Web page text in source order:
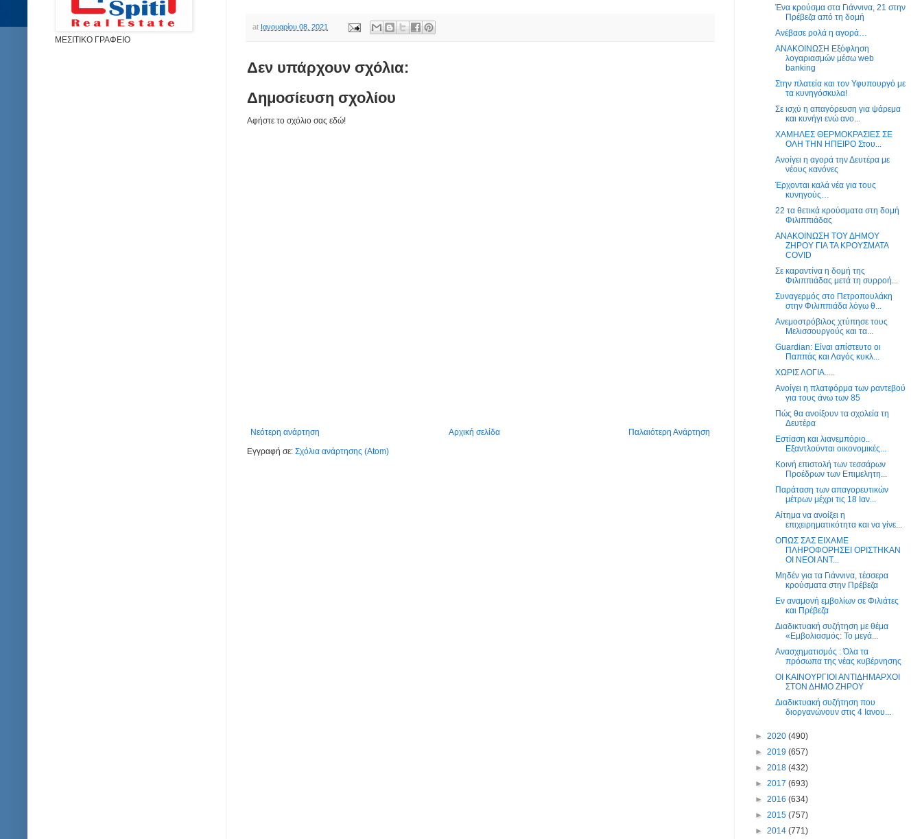
at Ιανουαρίου 08, 2021
Δεν υπάρχουν σχόλια:
Δημοσίευση σχολίου
Αφήστε το σχόλιο σας εδώ!
Νεότερη ανάρτηση Παλαιότερη Ανάρτηση
Αρχική σελίδα
Εγγραφή σε: Σχόλια ανάρτησης (Atom)
ΜΕΣΙΤΙΚΟ ΓΡΑΦΕΙΟ
Ένα κρούσμα στα Γιάννινα, 21 στην
Πρέβεζα από τη δομή
Ανέβασε ρολά η αγορά…
ΑΝΑΚΟΙΝΩΣΗ Εξόφληση
λογαριασμών μέσω web
banking
Στην πλατεία και τον Υφυπουργό με
τα κυνηγόσκυλα!
Σε ισχύ η απαγόρευση για ψάρεμα
και κυνήγι ενώ ανο...
ΧΑΜΗΛΕΣ ΘΕΡΜΟΚΡΑΣΙΕΣ ΣΕ
ΟΛΗ ΤΗΝ ΗΠΕΙΡΟ Στου...
Ανοίγει η αγορά την Δευτέρα με
νέους κανόνες
Έρχονται καλά νέα για τους
κυνηγούς…
22 τα θετικά κρούσματα στη δομή
Φιλιππιάδας
ΑΝΑΚΟΙΝΩΣΗ ΤΟΥ ΔΗΜΟΥ
ΖΗΡΟΥ ΓΙΑ ΤΑ ΚΡΟΥΣΜΑΤΑ
COVID
Σε καραντίνα η δομή της
Φιλιππιάδας μετά τη συρροή...
Συναγερμός στο Πετροπουλάκη
στην Φιλιππιάδα λόγω θ...
Ανεμοστρόβιλος χτύπησε τους
Μελισσουργούς και τα...
Guardian: Είναι απίστευτο οι
Παππάς και Λαγός κυκλ...
ΧΩΡΙΣ ΛΟΓΙΑ.....
Ανοίγει η πλατφόρμα των ραντεβού
για τους άνω των 85
Πώς θα ανοίξουν τα σχολεία τη
Δευτέρα
Εστίαση και λιανεμπόριο..
Εξαντλούνται οικονομικές...
Κοινή επιστολή των τεσσάρων
Προέδρων των Επιμελητη...
Παράταση των απαγορευτικών
μέτρων μέχρι τις 18 Ιαν...
Αίτημα να ανοίξει η
επιχειρηματικότητα και να γίνε...
ΟΠΩΣ ΣΑΣ EIXAME
ΠΛΗΡΟΦΟΡΗΣΕΙ ΟΡΙΣΤΗΚΑΝ
ΟΙ ΝΕΟΙ ΑΝΤ...
Μηδέν για τα Γιάννινα, τέσσερα
κρούσματα στην Πρέβεζα
Εν αναμονή εμβολίων σε Φιλιάτες
και Πρέβεζα
Διαδικτυακή συζήτηση με θέμα
«Εμβολιασμός: Το μεγά...
Ανασχηματισμός : Όλα τα
πρόσωπα της νέας κυβέρνησης
ΟΙ ΚΑΙΝΟΥΡΓΙΟΙ ΑΝΤΙΔΗΜΑΡΧΟΙ
ΣΤΟΝ ΔΗΜΟ ΖΗΡΟΥ
Διαδικτυακή συζήτηση που
διοργανώνουν στις 4 Ιανου...
► 2020 (490)
► 2019 (657)
► 2018 (432)
► 2017 (693)
► 2016 (634)
► 2015 (757)
► 2014 (771)